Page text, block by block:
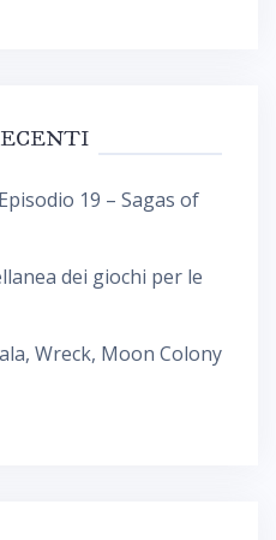
19 – Sagas of
dei giochi per le
Wreck, Moon Colony